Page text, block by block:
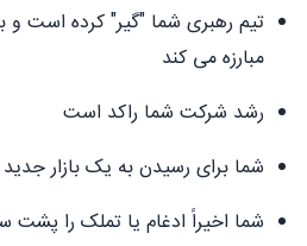
تیم رهبری شما "گیر" کرده است و
مبارزه می کند
رشد شرکت شما راکد است
شما برای رسیدن به یک بازار
شما اخیراً ادغام یا تملک را پشت